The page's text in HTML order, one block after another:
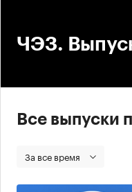
ЧЭЗ.
Все выпуски
За все время